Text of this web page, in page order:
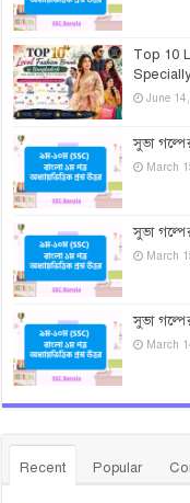
Top 10
June
সুভা
March
সুভা
March
সুভা
March
Recent Popular